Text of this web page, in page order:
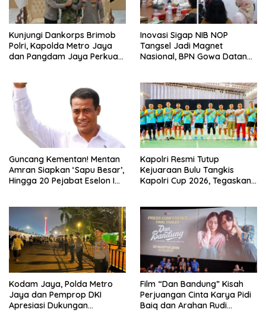
Kunjungi Dankorps Brimob
Polri, Kapolda Metro Jaya
dan Pangdam Jaya Perkuat
Inovasi Sigap NIB NOP
Tangsel Jadi Magnet
Nasional, BPN Gowa Datang
Guncang Kementan! Mentan
Amran Siapkan ‘Sapu Besar’,
Hingga 20 Pejabat Eselon I
Kapolri Resmi Tutup
Kejuaraan Bulu Tangkis
Kapolri Cup 2026, Tegaskan
Kodam Jaya, Polda Metro
Jaya dan Pemprop DKI
Apresiasi Dukungan
Film “Dan Bandung” Kisah
Perjuangan Cinta Karya Pidi
Baiq dan Arahan Rudi